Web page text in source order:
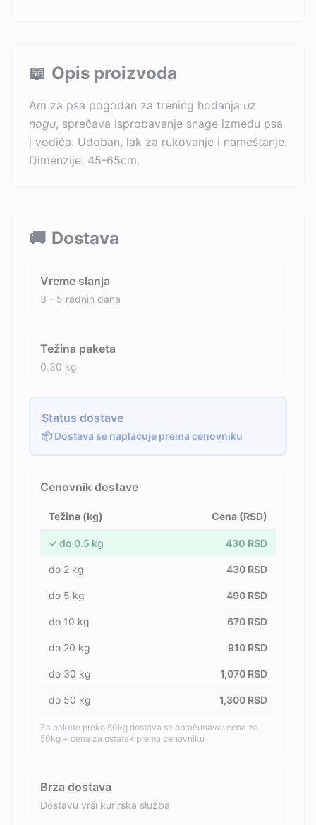
📖 Opis proizvoda
Am za psa pogodan za trening hodanja uz
nogu, sprečava isprobavanje snage između psa
i vodiča. Udoban, lak za rukovanje i nameštanje.
Dimenzije: 45-65cm.
🚚 Dostava
Vreme slanja
3 - 5 radnih dana
Težina paketa
0.30 kg
Status dostave
📦 Dostava se naplaćuje prema cenovniku
Cenovnik dostave
Težina (kg) Cena (RSD)
✓ do 0.5 kg 430 RSD
do 2 kg 430 RSD
do 5 kg 490 RSD
do 10 kg 670 RSD
do 20 kg 910 RSD
do 30 kg 1,070 RSD
do 50 kg 1,300 RSD
Za pakete preko 50kg dostava se obračunava: cena za
50kg + cena za ostatak prema cenovniku
Brza dostava
Dostavu vrši kurirska služba